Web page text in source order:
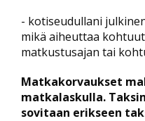
- kotiseudullani
mikä aiheuttaa
matkustusajan tai
Matkakorvaukset
matkalaskulla.
sovitaan erikseen